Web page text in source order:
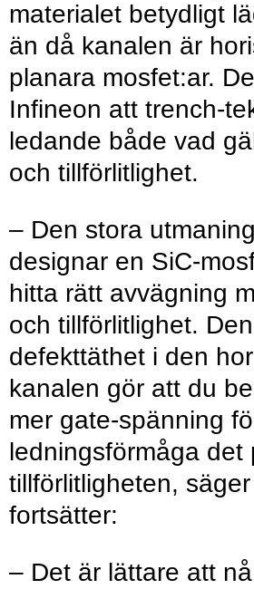
materialet betydligt
än då kanalen är
planara mosfet:ar.
Infineon att trench-
ledande både vad
och tillförlitlighet.
– Den stora
designar en SiC-
hitta rätt avvägning
och tillförlitlighet.
defekttäthet i den
kanalen gör att du
mer gate-spänning
ledningsförmåga det
tillförlitligheten,
fortsätter:
– Det är lättare att